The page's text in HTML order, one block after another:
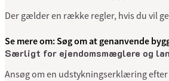
Der gælder en række regler, hvis du vil
Se mere om: Søg om at genanvende
Særligt for ejendomsmæglere og
Ansøg om en udstykningserklæring